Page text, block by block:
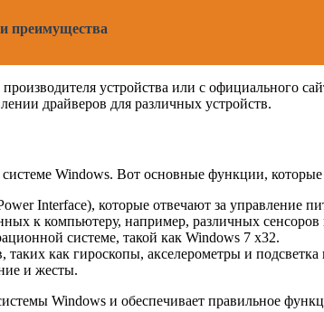
преимущества
устройства или с официального
драйверов для различных устройств.
Windows. Вот основные функции, которые
Interface), которые отвечают за управление
к компьютеру, например, различных
системе, такой как Windows 7 x32.
как гироскопы, акселерометры и подсветка
и жесты.
Windows и обеспечивает правильное